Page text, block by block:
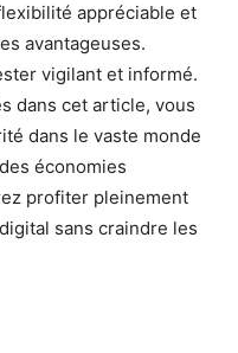
appréciable et
avantageuses.
vigilant et informé.
dans cet article, vous
dans le vaste monde
économies
profiter pleinement
sans craindre les